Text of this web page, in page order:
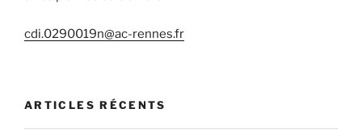
cdi.0290019n@ac-rennes.fr
ARTICLES RÉCENTS